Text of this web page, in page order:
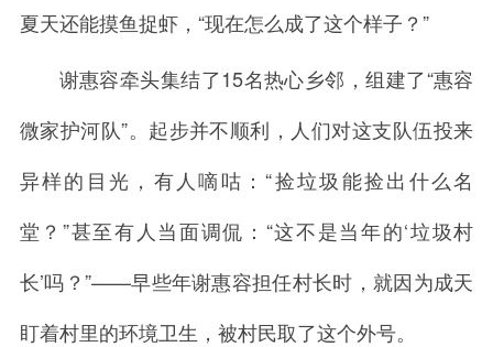
夏天还能摸鱼捉虾，“现在怎么成了这个样子？”
谢惠容牵头集结了15名热心乡邻，组建了“惠容
微家护河队”。起步并不顺利，人们对这支队伍投来
异样的目光，有人嘀咕：“捡垃圾能捡出什么名
堂？”甚至有人当面调侃：“这不是当年的‘垃圾村
长’吗？”——早些年谢惠容担任村长时，就因为成天
盯着村里的环境卫生，被村民取了这个外号。